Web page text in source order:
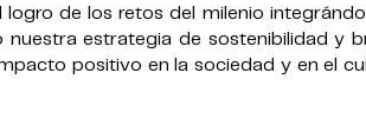
de los retos del milenio
estrategia de sostenibilidad y
positivo en la sociedad y en el